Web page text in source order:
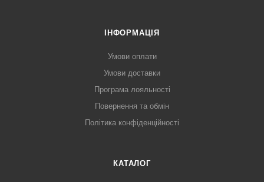
ІНФОРМАЦІЯ
Умови оплати
Умови доставки
Програма лояльності
Повернення та обмін
Політика конфіденційності
КАТАЛОГ